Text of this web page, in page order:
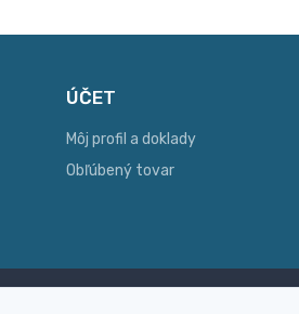
ÚČET
Môj profil a doklady
Obľúbený tovar